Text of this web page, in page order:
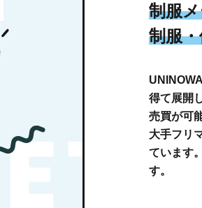
制服
制服
得て展開
売買が可
大手フリ
ています
す。